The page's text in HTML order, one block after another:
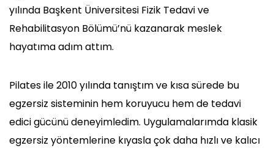
yılında Başkent Üniversitesi Fizik Tedavi ve
Rehabilitasyon Bölümü’nü kazanarak meslek
hayatıma adım attım.
Pilates ile 2010 yılında tanıştım ve kısa sürede bu
egzersiz sisteminin hem koruyucu hem de tedavi
edici gücünü deneyimledim. Uygulamalarımda klasik
egzersiz yöntemlerine kıyasla çok daha hızlı ve kalıcı